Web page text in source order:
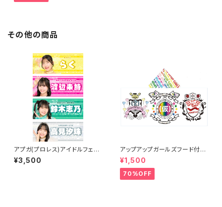
その他の商品
アプガ(プロレス)アイドルフェイ
スタオル2026ver.
¥3,500
アップアップガールズフード付き
タオル
¥1,500
70%OFF